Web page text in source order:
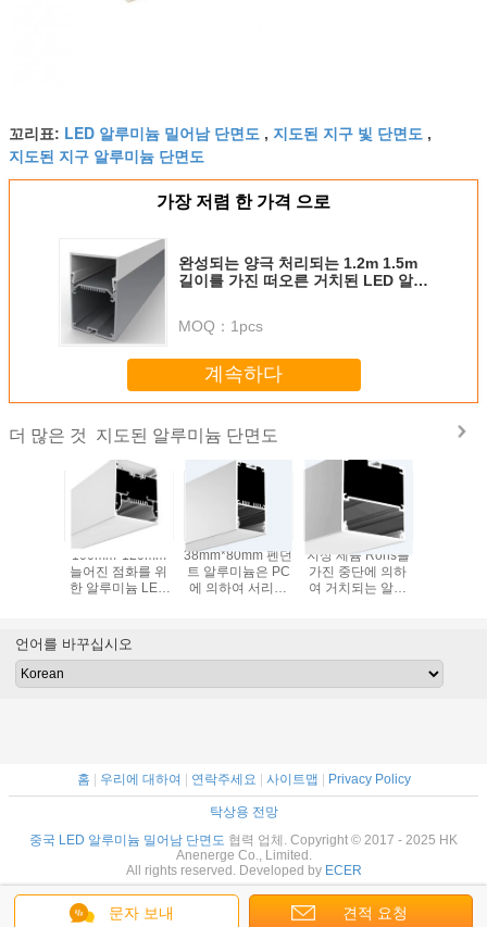
꼬리표: LED 알루미늄 밀어남 단면도 , 지도된 지구 빛 단면도 ,
지도된 지구 알루미늄 단면도
가장 저렴 한 가격 으로
완성되는 양극 처리되는 1.2m 1.5m
길이를 가진 떠오른 거치된 LED 알루
MOQ： 1pcs
계속하다
더 많은 것 지도된 알루미늄 단면도
도
100mm*120mm
늘어진 점화를 위
한 알루미늄 LED
38mm*80mm 펜던
트 알루미늄은 PC
에 의하여 서리로
지상 세륨 Rohs를
가진 중단에 의하
여 거치되는 알루
문자 보내 견적 요청
언어를 바꾸십시오
홈 | 우리에 대하여 | 연락주세요 | 사이트맵 | Privacy Policy
탁상용 전망
중국 LED 알루미늄 밀어남 단면도 협력 업체. Copyright © 2017 - 2025 HK
Anenerge Co., Limited.
All rights reserved. Developed by ECER